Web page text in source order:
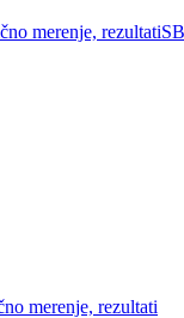
merenje, rezultati
merenje, rezultati